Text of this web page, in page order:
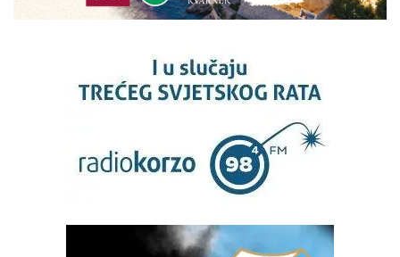
dečki… ali ne može ovo proći i
bez naših atraktivnih Riječanki
Rijeka i PGŽ
VRIJEME Novi toplinski val
pred vratima: Stiže vruć i suh
zrak sa sjevera Afrike
Hrvatska i svijet